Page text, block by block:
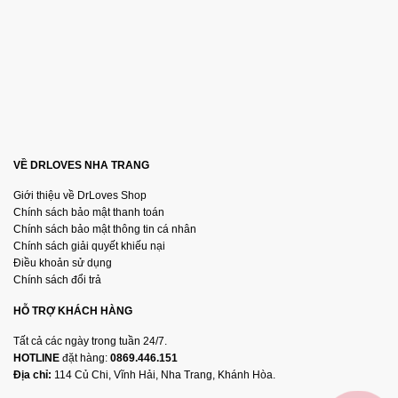
VỀ DRLOVES NHA TRANG
Giới thiệu về DrLoves Shop
Chính sách bảo mật thanh toán
Chính sách bảo mật thông tin cá nhân
Chính sách giải quyết khiếu nại
Điều khoản sử dụng
Chính sách đổi trả
HỖ TRỢ KHÁCH HÀNG
Tất cả các ngày trong tuần 24/7.
HOTLINE đặt hàng: 0869.446.151
Địa chỉ: 114 Củ Chi, Vĩnh Hải, Nha Trang, Khánh Hòa.